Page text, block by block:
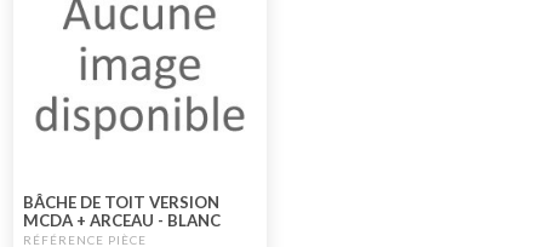
BÂCHE DE TOIT VERSION
MCDA + ARCEAU - BLANC